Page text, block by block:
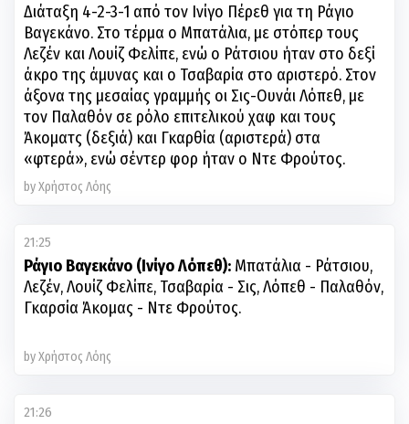
Διάταξη 4-2-3-1 από τον Ινίγο Πέρεθ για τη Ράγιο
Βαγεκάνο. Στο τέρμα ο Μπατάλια, με στόπερ τους
Λεζέν και Λουίζ Φελίπε, ενώ ο Ράτσιου ήταν στο δεξί
άκρο της άμυνας και ο Τσαβαρία στο αριστερό. Στον
άξονα της μεσαίας γραμμής οι Σις-Ουνάι Λόπεθ, με
τον Παλαθόν σε ρόλο επιτελικού χαφ και τους
Άκοματς (δεξιά) και Γκαρθία (αριστερά) στα
«φτερά», ενώ σέντερ φορ ήταν ο Ντε Φρούτος.
by Χρήστος Λόης
21:25
Ράγιο Βαγεκάνο (Ινίγο Λόπεθ): Μπατάλια - Ράτσιου,
Λεζέν, Λουίζ Φελίπε, Τσαβαρία - Σις, Λόπεθ - Παλαθόν,
Γκαρσία Άκομας - Ντε Φρούτος.
by Χρήστος Λόης
21:26